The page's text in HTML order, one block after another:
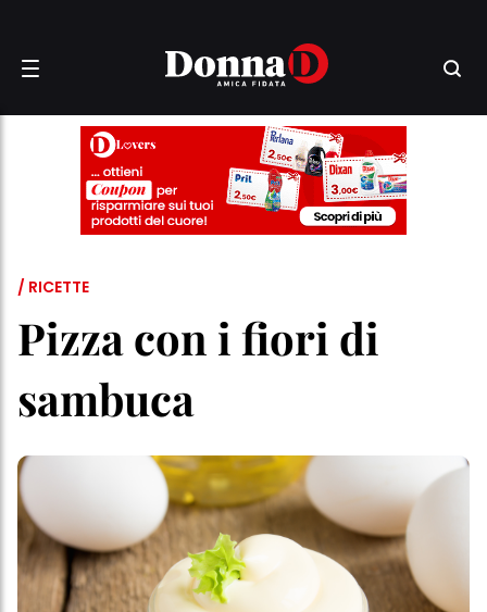
/ RICETTE
Pizza con i fiori di
sambuca